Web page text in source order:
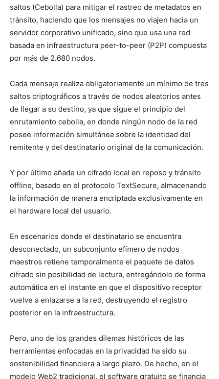
saltos (Cebolla) para mitigar el rastreo de metadatos en
tránsito, haciendo que los mensajes no viajen hacia un
servidor corporativo unificado, sino que usa una red
basada en infraestructura peer-to-peer (P2P) compuesta
por más de 2.680 nodos.
Cada mensaje realiza obligatoriamente un mínimo de tres
saltos criptográficos a través de nodos aleatorios antes
de llegar a su destino, ya que sigue el principio del
enrutamiento cebolla, en donde ningún nodo de la red
posee información simultánea sobre la identidad del
remitente y del destinatario original de la comunicación.
Y por último añade un cifrado local en reposo y tránsito
offline, basado en el protocolo TextSecure, almacenando
la información de manera encriptada exclusivamente en
el hardware local del usuario.
En escenarios donde el destinatario se encuentra
desconectado, un subconjunto efímero de nodos
maestros retiene temporalmente el paquete de datos
cifrado sin posibilidad de lectura, entregándolo de forma
automática en el instante en que el dispositivo receptor
vuelve a enlazarse a la red, destruyendo el registro
posterior en la infraestructura.
Pero, uno de los grandes dilemas históricos de las
herramientas enfocadas en la privacidad ha sido su
sostenibilidad financiera a largo plazo. De hecho, en el
modelo Web2 tradicional, el software gratuito se financia